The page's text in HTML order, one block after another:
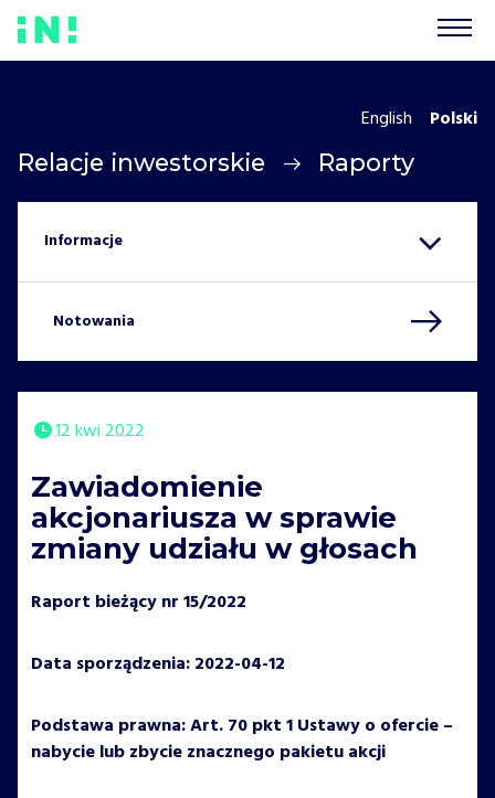
Relacje inwestorskie Raporty
English Polski
Notowania
12 kwi 2022
Zawiadomienie
akcjonariusza w sprawie
zmiany udziału w głosach
Raport bieżący nr 15/2022
Data sporządzenia: 2022-04-12
Podstawa prawna: Art. 70 pkt 1 Ustawy o ofercie –
nabycie lub zbycie znacznego pakietu akcji